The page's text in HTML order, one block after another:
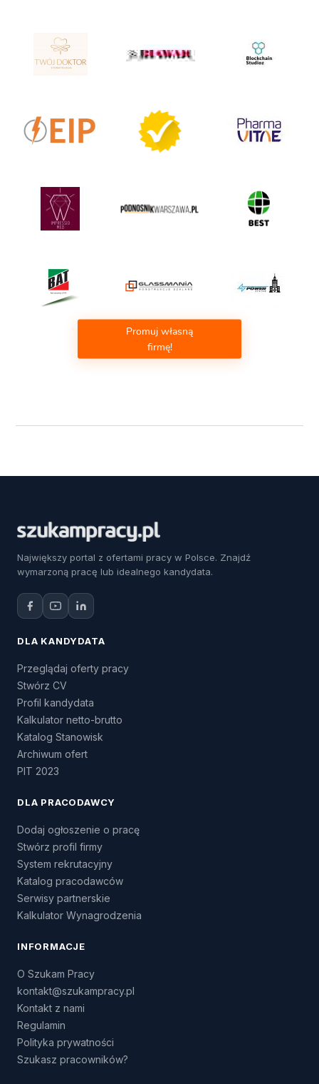
Promuj własną
firmę!
Największy portal z ofertami pracy w Polsce. Znajdź
wymarzoną pracę lub idealnego kandydata.
DLA KANDYDATA
Przeglądaj oferty pracy
Stwórz CV
Profil kandydata
Kalkulator netto-brutto
Katalog Stanowisk
Archiwum ofert
PIT 2023
DLA PRACODAWCY
Dodaj ogłoszenie o pracę
Stwórz profil firmy
System rekrutacyjny
Katalog pracodawców
Serwisy partnerskie
Kalkulator Wynagrodzenia
INFORMACJE
O Szukam Pracy
kontakt@szukampracy.pl
Kontakt z nami
Regulamin
Polityka prywatności
Szukasz pracowników?